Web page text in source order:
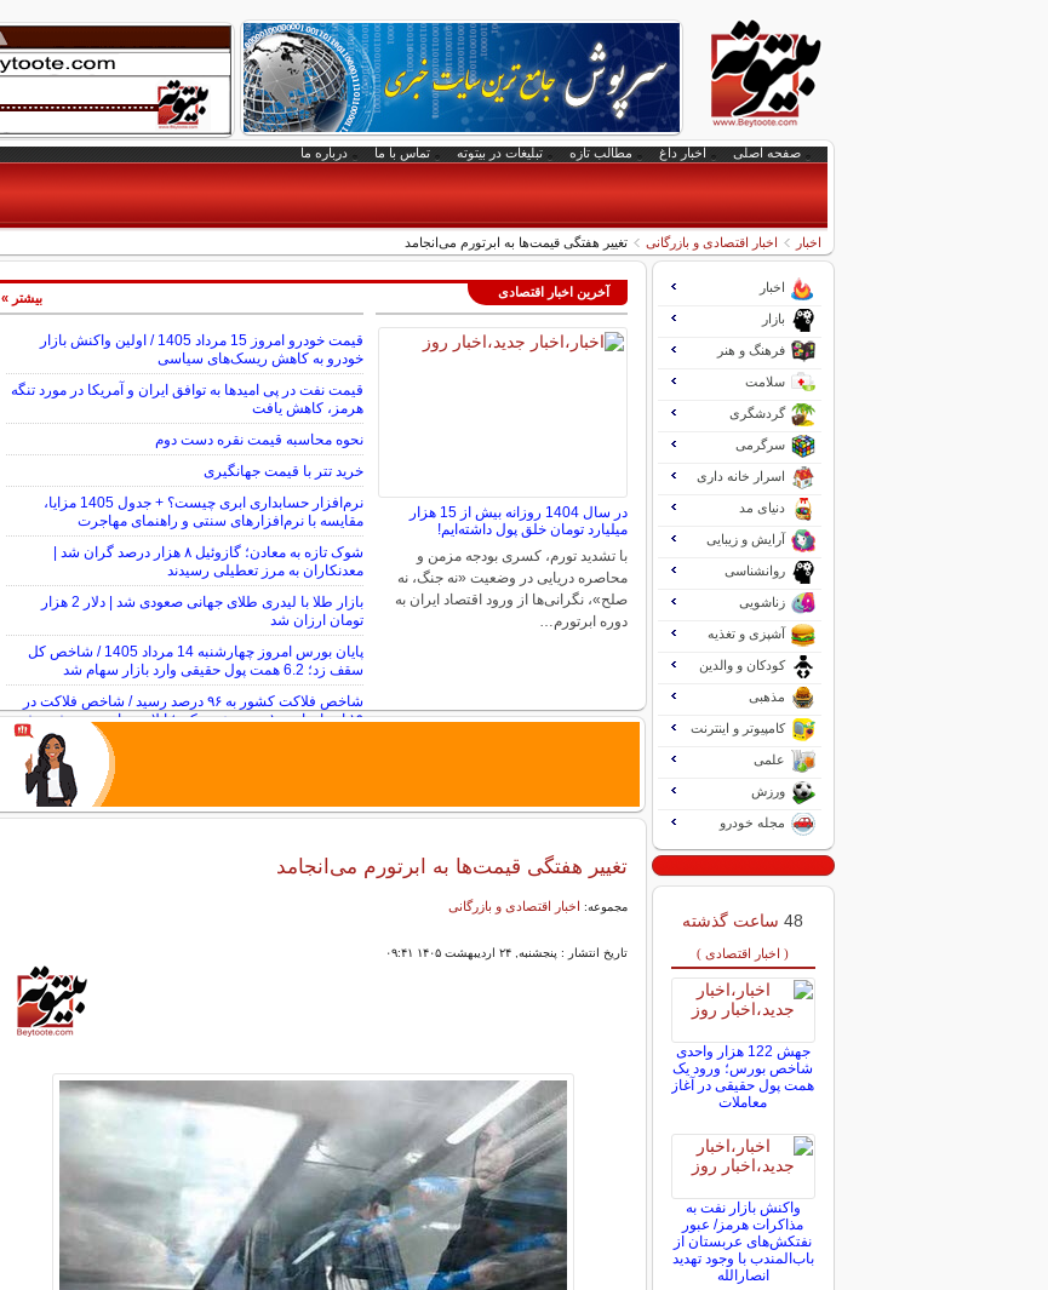
صفحه اصلی اخبار داغ مطالب تازه تبلیغات در بیتوته تماس با ما درباره ما
اخبار اخبار اقتصادی و بازرگانی تغییر هفتگی قیمت‌ها به ابرتورم می‌انجامد
آخرین اخبار اقتصادی
در سال 1404 روزانه بیش از 15 هزار
میلیارد تومان خلق پول داشته‌ایم!
با تشدید تورم، کسری بودجه مزمن و
محاصره دریایی در وضعیت «نه جنگ، نه
صلح»، نگرانی‌ها از ورود اقتصاد ایران به
دوره ابرتورم…
قیمت خودرو امروز 15 مرداد 1405 / اولین واکنش بازار
خودرو به کاهش ریسک‌های سیاسی
قیمت نفت در پی امیدها به توافق ایران و آمریکا در مورد تنگه
هرمز، کاهش یافت
نحوه محاسبه قیمت نقره دست دوم
خرید تتر با قیمت جهانگیری
نرم‌افزار حسابداری ابری چیست؟ + جدول 1405 مزایا،
مقایسه با نرم‌افزارهای سنتی و راهنمای مهاجرت
شوک تازه به معادن؛ گازوئیل ۸ هزار درصد گران شد |
معدنکاران به مرز تعطیلی رسیدند
بازار طلا با لیدری طلای جهانی صعودی شد | دلار 2 هزار
تومان ارزان شد
پایان بورس امروز چهارشنبه 14 مرداد 1405 / شاخص کل
سقف زد؛ 6.2 همت پول حقیقی وارد بازار سهام شد
شاخص فلاکت کشور به ۹۶ درصد رسید / شاخص فلاکت در
۱۹ استان از ۱۰۰ درصد عبور کرد؛ ایلام دوباره صدرنشین شد
بیشتر »
تغییر هفتگی قیمت‌ها به ابرتورم می‌انجامد
مجموعه: اخبار اقتصادی و بازرگانی
تاریخ انتشار : پنجشنبه, ۲۴ اردیبهشت ۱۴۰۵ ۰۹:۴۱
اخبار
بازار
فرهنگ و هنر
سلامت
گردشگری
سرگرمی
اسرار خانه داری
دنیای مد
آرایش و زیبایی
روانشناسی
زناشویی
آشپزی و تغذیه
کودکان و والدین
مذهبی
کامپیوتر و اینترنت
علمی
ورزش
مجله خودرو
48 ساعت گذشته
( اخبار اقتصادی )
جهش 122 هزار واحدی
شاخص بورس؛ ورود یک
همت پول حقیقی در آغاز
معاملات
واکنش بازار نفت به
مذاکرات هرمز/ عبور
نفتکش‌های عربستان از
باب‌المندب با وجود تهدید
انصارالله